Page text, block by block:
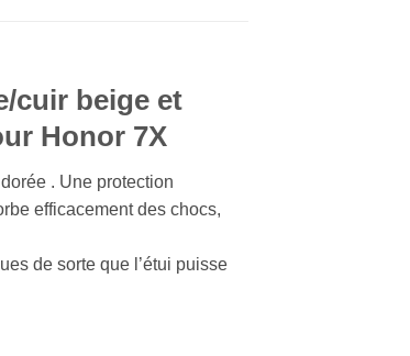
cuir beige et
Honor 7X
. Une protection
efficacement des chocs,
de sorte que l’étui puisse